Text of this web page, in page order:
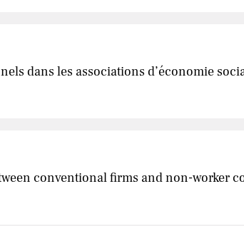
dans les associations d’économie
conventional firms and non-worker